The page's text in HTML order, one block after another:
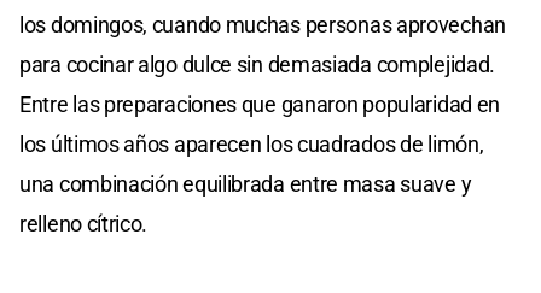
los domingos, cuando muchas personas aprovechan
para cocinar algo dulce sin demasiada complejidad.
Entre las preparaciones que ganaron popularidad en
los últimos años aparecen los cuadrados de limón,
una combinación equilibrada entre masa suave y
relleno cítrico.